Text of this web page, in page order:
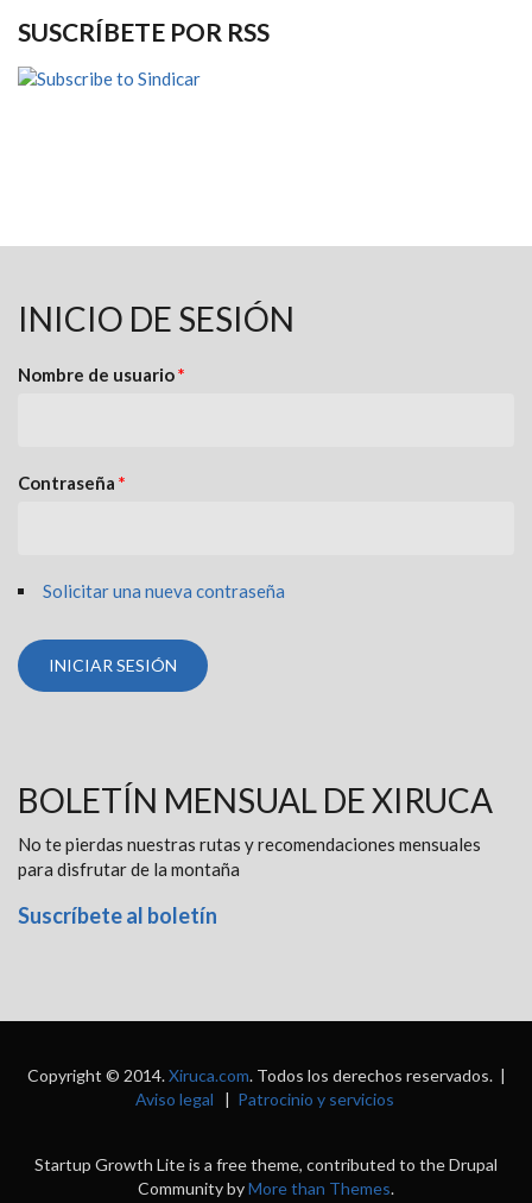
SUSCRÍBETE POR RSS
INICIO DE SESIÓN
Nombre de usuario*
Contraseña *
Solicitar una nueva contraseña
BOLETÍN MENSUAL DE XIRUCA
No te pierdas nuestras rutas y recomendaciones mensuales
para disfrutar de la montaña
Suscríbete al boletín
Copyright © 2014.Xiruca.com. Todos los derechos reservados. |
Aviso legal | Patrocinio y servicios
Startup Growth Lite is a free theme, contributed to the Drupal
Community byMore than Themes.